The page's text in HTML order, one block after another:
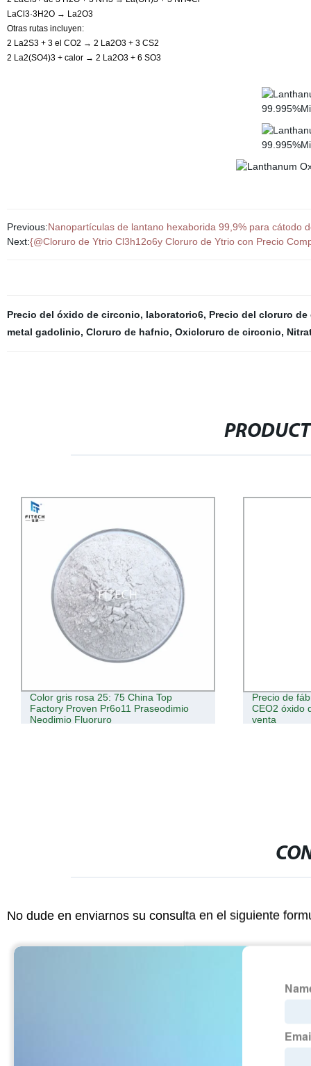
LaCl3·3H2O → La2O3
Otras rutas incluyen:
2 La2S3 + 3 el CO2 → 2 La2O3 + 3 CS2
2 La2(SO4)3 + calor → 2 La2O3 + 6 SO3
Previous:Nanopartículas de lantano hexaborida 99,9% para cátodo
Next:{@Cloruro de Ytrio Cl3h12o6y Cloruro de Ytrio con Precio
Precio del óxido de circonio, laboratorio6, Precio del cloruro de
metal gadolinio, Cloruro de hafnio, Oxicloruro de circonio,
Color gris rosa 25: 75 China Top
Factory Proven Pr6o11 Praseodimio
Neodimio Fluoruro
Precio de
CEO2 óxido
venta
No dude en enviarnos su consulta en el siguiente